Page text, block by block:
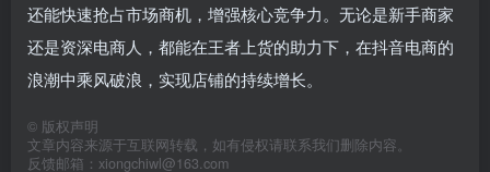
还能快速抢占市场商机，增强核心竞争力。无论是新手商家
还是资深电商人，都能在王者上货的助力下，在抖音电商的
浪潮中乘风破浪，实现店铺的持续增长。
© 版权声明
文章内容来源于互联网转载，如有侵权请联系我们删除内容。
反馈邮箱：xiongchiwl@163.com